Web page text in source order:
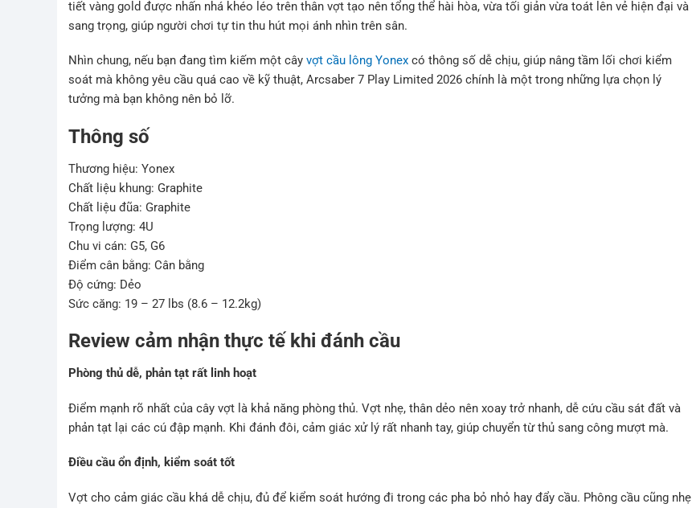
tiết vàng gold được nhấn nhá khéo léo trên thân vợt tạo nên tổng thể hài hòa, vừa tối giản vừa toát lên vẻ hiện đại và
sang trọng, giúp người chơi tự tin thu hút mọi ánh nhìn trên sân.
Nhìn chung, nếu bạn đang tìm kiếm một câyvợt cầu lông Yonex có thông số dễ chịu, giúp nâng tầm lối chơi kiểm
soát mà không yêu cầu quá cao về kỹ thuật, Arcsaber 7 Play Limited 2026 chính là một trong những lựa chọn lý
tưởng mà bạn không nên bỏ lỡ.
Thông số
Thương hiệu: Yonex
Chất liệu khung: Graphite
Chất liệu đũa: Graphite
Trọng lượng: 4U
Chu vi cán: G5, G6
Điểm cân bằng: Cân bằng
Độ cứng: Dẻo
Sức căng: 19 – 27 lbs (8.6 – 12.2kg)
Review cảm nhận thực tế khi đánh cầu
Phòng thủ dễ, phản tạt rất linh hoạt
Điểm mạnh rõ nhất của cây vợt là khả năng phòng thủ. Vợt nhẹ, thân dẻo nên xoay trở nhanh, dễ cứu cầu sát đất và
phản tạt lại các cú đập mạnh. Khi đánh đôi, cảm giác xử lý rất nhanh tay, giúp chuyển từ thủ sang công mượt mà.
Điều cầu ổn định, kiểm soát tốt
Vợt cho cảm giác cầu khá dễ chịu, đủ để kiểm soát hướng đi trong các pha bỏ nhỏ hay đẩy cầu. Phông cầu cũng nhẹ